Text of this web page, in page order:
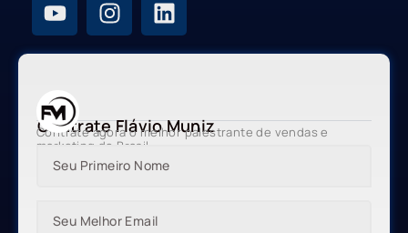
Contrate Flávio Muniz
Contrate agora o melhor palestrante de vendas e
marketing do Brasil